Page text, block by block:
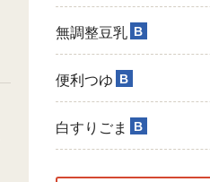
無調整豆乳 B
便利つゆ B
白すりごま B